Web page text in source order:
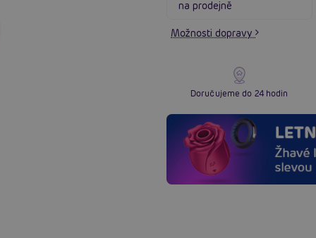
na prodejně
Možnosti dopravy
Doručujeme do 24 hodin